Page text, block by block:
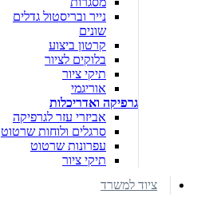
נייר ובריסטול גדלים
שונים
קרטון ביצוע
בלוקים לציור
תיקי ציור
אוריגמי
גרפיקה ואדריכלות
אביזרי עזר לגרפיקה
סרגלים ולוחות שרטוט
עפרונות שרטוט
תיקי ציור
ציוד למשרד